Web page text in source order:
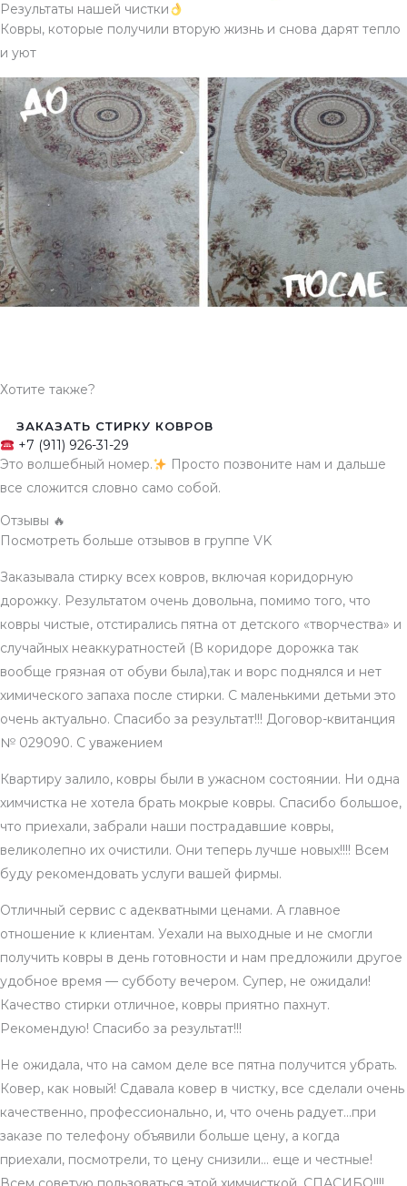
Результаты нашей чистки
Ковры, которые получили вторую жизнь и снова дарят тепло
и уют
Хотите также?
ЗАКАЗАТЬ СТИРКУ КОВРОВ
+7 (911) 926-31-29
Это волшебный номер.
Просто позвоните нам и дальше
все сложится словно само собой.
Отзывы 🔥
Посмотреть больше отзывов в группе VK
Заказывала стирку всех ковров, включая коридорную
дорожку. Результатом очень довольна, помимо того, что
ковры чистые, отстирались пятна от детского «творчества» и
случайных неаккуратностей (В коридоре дорожка так
вообще грязная от обуви была),так и ворс поднялся и нет
химического запаха после стирки. С маленькими детьми это
очень актуально. Спасибо за результат!!! Договор-квитанция
№ 029090. С уважением
Квартиру залило, ковры были в ужасном состоянии. Ни одна
химчистка не хотела брать мокрые ковры. Спасибо большое,
что приехали, забрали наши пострадавшие ковры,
великолепно их очистили. Они теперь лучше новых!!!! Всем
буду рекомендовать услуги вашей фирмы.
Отличный сервис с адекватными ценами. А главное
отношение к клиентам. Уехали на выходные и не смогли
получить ковры в день готовности и нам предложили другое
удобное время — субботу вечером. Супер, не ожидали!
Качество стирки отличное, ковры приятно пахнут.
Рекомендую! Спасибо за результат!!!
Не ожидала, что на самом деле все пятна получится убрать.
Ковер, как новый! Сдавала ковер в чистку, все сделали очень
качественно, профессионально, и, что очень радует…при
заказе по телефону объявили больше цену, а когда
приехали, посмотрели, то цену снизили… еще и честные!